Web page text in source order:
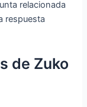
relacionada
respuesta
de Zuko